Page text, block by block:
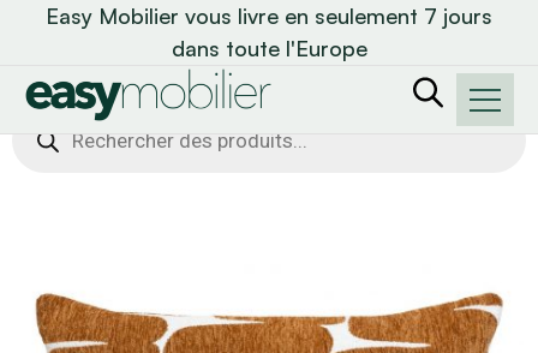
Easy Mobilier vous livre en seulement 7 jours
dans toute l'Europe
Recherche
de